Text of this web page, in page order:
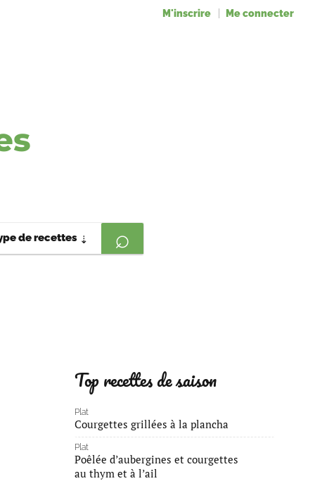
M'inscrire Me connecter
de recettes ⇣
Top recettes de saison
Plat
Courgettes grillées à la plancha
Plat
Poêlée d’aubergines et courgettes
au thym et à l’ail